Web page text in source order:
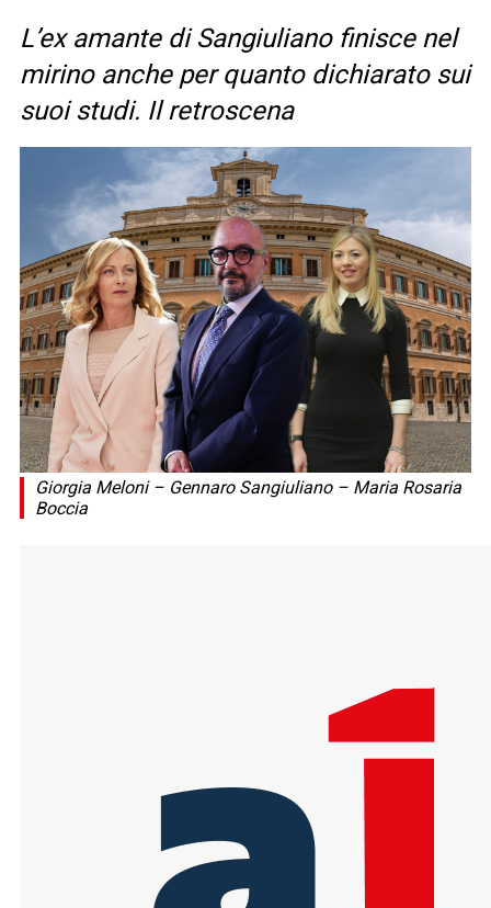
L’ex amante di Sangiuliano finisce nel
mirino anche per quanto dichiarato sui
suoi studi. Il retroscena
Giorgia Meloni – Gennaro Sangiuliano – Maria Rosaria
Boccia